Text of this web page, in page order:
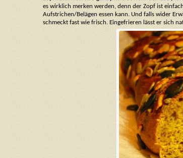
es wirklich merken werden, denn der Zopf ist
Aufstrichen/Belägen essen kann. Und falls wider
schmeckt fast wie frisch. Eingefrieren lässt er sich